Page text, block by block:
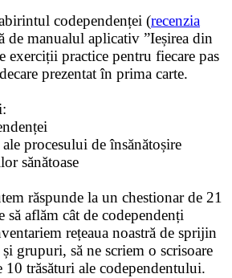
codependenței (recenzia
de manualul aplicativ ”Ieșirea din
exerciții practice pentru fiecare pas
prezentat în prima carte.
procesului de însănătoșire
sănătoase
răspunde la un chestionar de 21
să aflăm cât de codependenți
rețeaua noastră de sprijin
grupuri, să ne scriem o scrisoare
10 trăsături ale codependentului.